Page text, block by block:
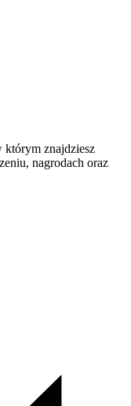
którym znajdziesz
nagrodach oraz